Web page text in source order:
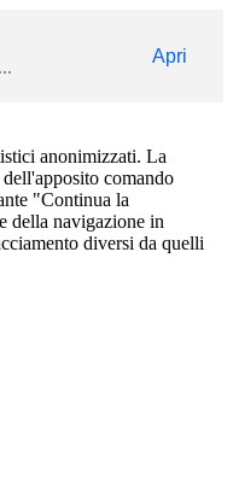
Apri
anonimizzati. La
comando
"Continua la
della navigazione in
diversi da quelli